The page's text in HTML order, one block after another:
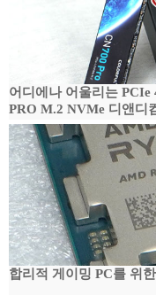
어디에나 어울리는 PCIe
PRO M.2 NVMe 디앤디
합리적 게이밍 PC를 위